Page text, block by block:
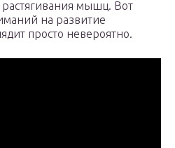
мышц. Вот
на развитие
просто невероятно.